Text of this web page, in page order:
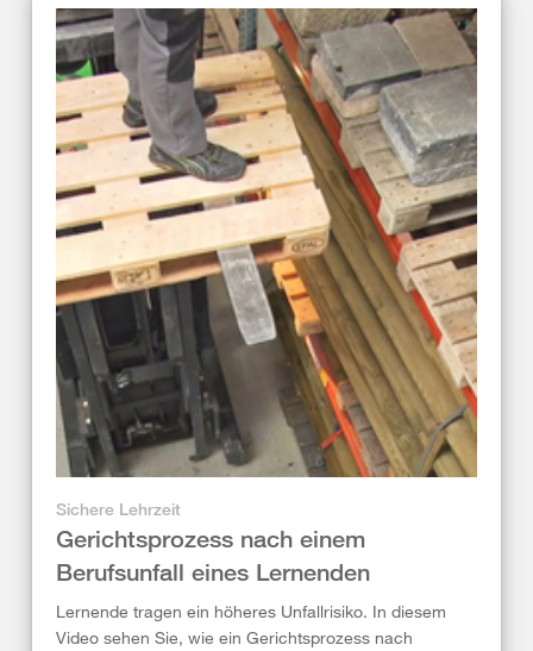
Sichere Lehrzeit
Gerichtsprozess nach einem
Berufsunfall eines Lernenden
Lernende tragen ein höheres Unfallrisiko. In diesem
Video sehen Sie, wie ein Gerichtsprozess nach